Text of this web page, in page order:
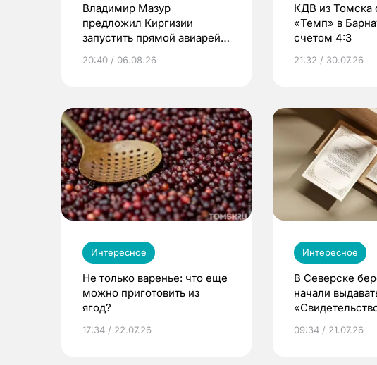
Владимир Мазур
предложил Киргизии
запустить прямой авиарейс
20:40 / 06.08.26
КДВ из Томска
«Темп» в
счетом 4:3
21:32 / 30.07.26
Интересное
Не только варенье: что еще
можно приготовить из
ягод?
17:34 / 22.07.26
Интересное
В Северске
начали
09:34 / 21.07.26